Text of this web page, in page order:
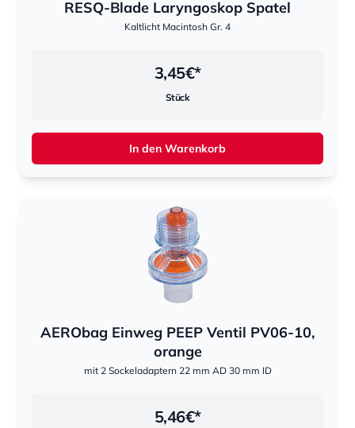
RESQ-Blade Laryngoskop Spatel
Kaltlicht Macintosh Gr. 4
3,45€*
Stück
In den Warenkorb
AERObag Einweg PEEP Ventil PV06-10,
orange
mit 2 Sockeladaptern 22 mm AD 30 mm ID
5,46€*